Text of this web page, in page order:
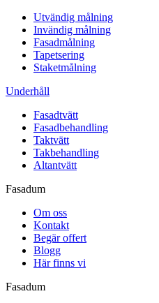
Utvändig målning
Invändig målning
Fasadmålning
Tapetsering
Staketmålning
Underhåll
Fasadtvätt
Fasadbehandling
Taktvätt
Takbehandling
Altantvätt
Fasadum
Om oss
Kontakt
Begär offert
Blogg
Här finns vi
Fasadum